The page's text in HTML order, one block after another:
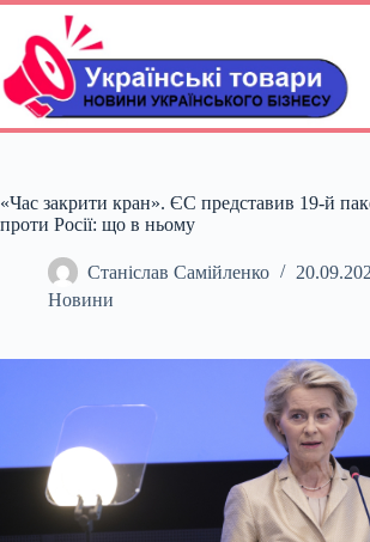
Перейти
вмісту
«Час закрити кран». ЄС представив 19-й
проти Росії: що в ньому
Станіслав Самійленко
Новини